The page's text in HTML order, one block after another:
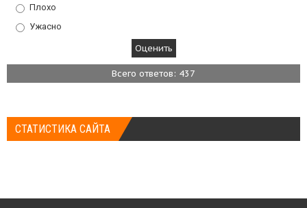
Плохо
Ужасно
Всего ответов: 437
СТАТИСТИКА САЙТА